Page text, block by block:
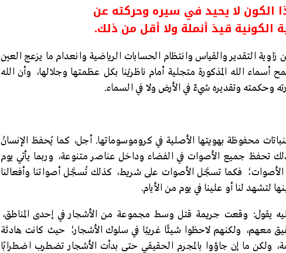
لا يحيد في سيره وحركته عن
الكونية قيدَ أنملة ولا أقل من ذلك.
زاوية التقدير والقياس وانتظام الحسابات الرياضية وانعدام ما يزعج العين
أسماء الله المذكورة متجلية أمام ناظريْنا بكل عظمتها وجلالها، وأن الله
وحكمته وتقديره شيءٌ في الأرض ولا في السماء.
محفوظة بهويتها الأصلية في كروموسوماتها. أجل، كما يُحفظ الإنسانُ
تحفظ جميع الأصوات في الفضاء وداخل عناصر متنوعة، وربما يأتي يوم
فكما تسجَّل الأصوات على شريط، كذلك تُسجَّل أصواتنا وأفعالنا
لتشهد لنا أو علينا في يوم من الأيام.
يقول: وقعت جريمة قتل وسط مجموعة من الأشجار في إحدى المناطق،
معهم، ولكنهم لاحظوا شيئًا غريبًا في سلوك الأشجار؛ حيث كانت هادئة
ولكن ما إن جاؤوا بالمجرم الحقيقي حتى بدأت الأشجار تضطرب اضطرابًا